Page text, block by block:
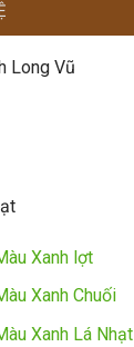
Long Vũ
Xanh lợt
Xanh Chuối
Xanh Lá Nhạt